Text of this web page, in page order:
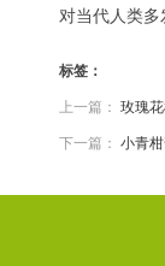
对当代人类多
标签：
上一篇： 玫瑰
下一篇： 小青